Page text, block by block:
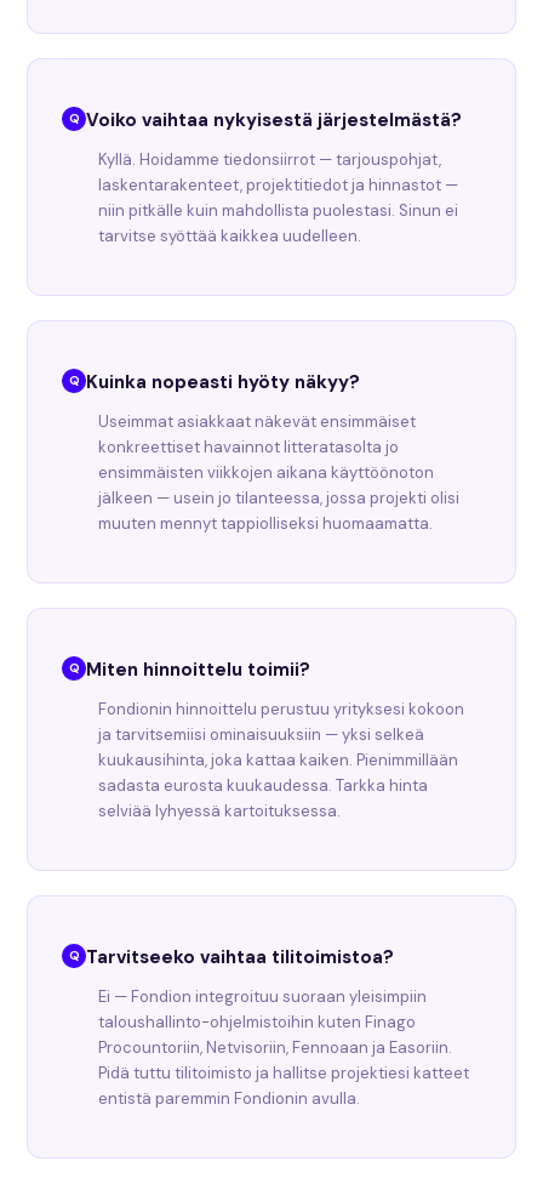
Voiko vaihtaa nykyisestä järjestelmästä?
Kyllä. Hoidamme tiedonsiirrot — tarjouspohjat,
laskentarakenteet, projektitiedot ja hinnastot —
niin pitkälle kuin mahdollista puolestasi. Sinun ei
tarvitse syöttää kaikkea uudelleen.
Kuinka nopeasti hyöty näkyy?
Useimmat asiakkaat näkevät ensimmäiset
konkreettiset havainnot litteratasolta jo
ensimmäisten viikkojen aikana käyttöönoton
jälkeen — usein jo tilanteessa, jossa projekti olisi
muuten mennyt tappiolliseksi huomaamatta.
Miten hinnoittelu toimii?
Fondionin hinnoittelu perustuu yrityksesi kokoon
ja tarvitsemiisi ominaisuuksiin — yksi selkeä
kuukausihinta, joka kattaa kaiken. Pienimmillään
sadasta eurosta kuukaudessa. Tarkka hinta
selviää lyhyessä kartoituksessa.
Tarvitseeko vaihtaa tilitoimistoa?
Ei — Fondion integroituu suoraan yleisimpiin
taloushallinto-ohjelmistoihin kuten Finago
Procountoriin, Netvisoriin, Fennoaan ja Easoriin.
Pidä tuttu tilitoimisto ja hallitse projektiesi katteet
entistä paremmin Fondionin avulla.